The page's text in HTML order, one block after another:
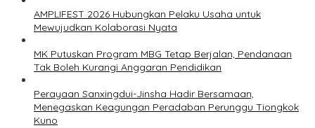
AMPLIFEST 2026 Hubungkan Pelaku Usaha untuk
Mewujudkan Kolaborasi Nyata
MK Putuskan Program MBG Tetap Berjalan, Pendanaan
Tak Boleh Kurangi Anggaran Pendidikan
Perayaan Sanxingdui-Jinsha Hadir Bersamaan,
Menegaskan Keagungan Peradaban Perunggu Tiongkok
Kuno